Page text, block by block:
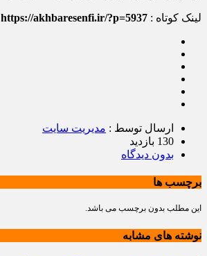
لینک کوتاه : https://akhbaresenfi.ir/?p=5937
ارسال توسط : مدیریت سایت
130 بازدید
بدون دیدگاه
برچسب ها
این مطلب بدون برچسب می باشد.
نوشته های مشابه